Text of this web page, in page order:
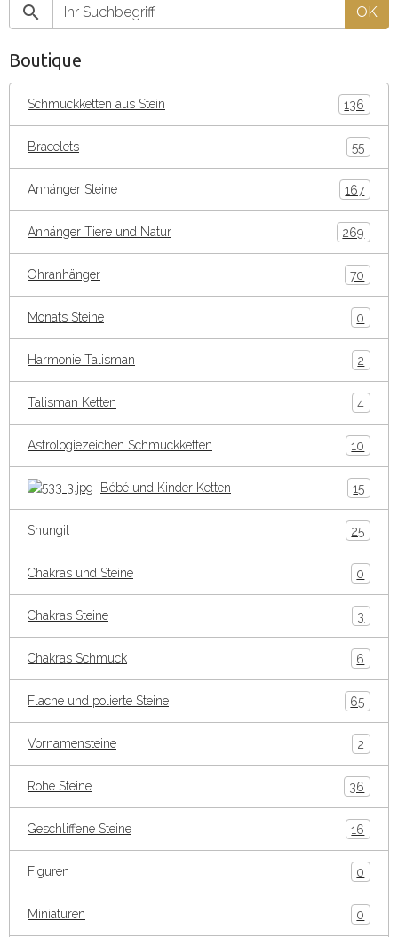
OK
Boutique
Schmuckketten aus Stein 136
Bracelets 55
Anhänger Steine 167
Anhänger Tiere und Natur 269
Ohranhänger 70
Monats Steine 0
Harmonie Talisman 2
Talisman Ketten 4
Astrologiezeichen Schmuckketten 10
Bébé und Kinder Ketten 15
Shungit 25
Chakras und Steine 0
Chakras Steine 3
Chakras Schmuck 6
Flache und polierte Steine 65
Vornamensteine 2
Rohe Steine 36
Geschliffene Steine 16
Figuren 0
Miniaturen 0